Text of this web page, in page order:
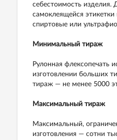
себестоимость изделия.
самоклеящейся
спиртовые или
Минимальный тираж
Рулонная флексопечать
изготовлении больших
тираж — не менее 5000
Максимальный тираж
Максимальный,
изготовления — сотни